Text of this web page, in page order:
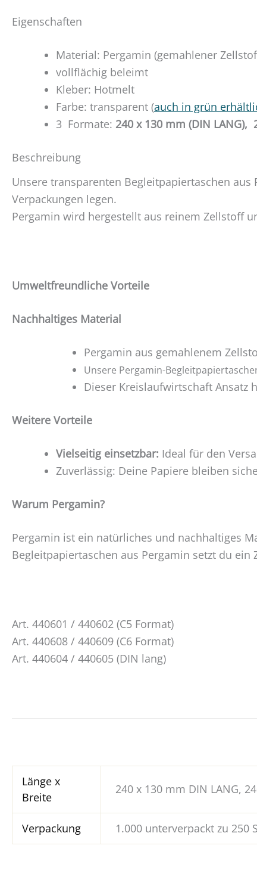
Eigenschaften
Material: Pergamin (gemahlener
vollflächig beleimt
Kleber: Hotmelt
Farbe: transparent (auch in grün
3 Formate: 240 x 130 mm (DIN LANG),
Beschreibung
Unsere transparenten Begleitpapiertaschen
Verpackungen legen.
Pergamin wird hergestellt aus reinem Zellstoff
Umweltfreundliche Vorteile
Nachhaltiges Material
Pergamin aus gemahlenem
Unsere Pergamin-
Dieser Kreislaufwirtschaft Ansatz
Weitere Vorteile
Vielseitig einsetzbar: Ideal für den
Zuverlässig: Deine Papiere bleiben
Warum Pergamin?
Pergamin ist ein natürliches und nachhaltiges
Begleitpapiertaschen aus Pergamin setzt du
Art. 440601 / 440602 (C5 Format)
Art. 440608 / 440609 (C6 Format)
Art. 440604 / 440605 (DIN lang)
Länge x
Breite
240 x 130 mm DIN LANG,
Verpackung 1.000 unterverpackt zu 250